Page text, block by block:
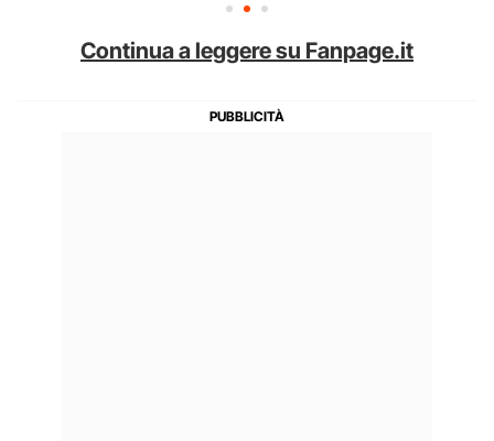
Continua a leggere su Fanpage.it